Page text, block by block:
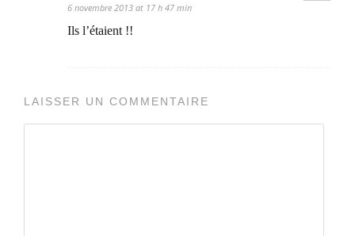
6 novembre 2013 at 17 h 47 min
Ils l’étaient !!
LAISSER UN COMMENTAIRE